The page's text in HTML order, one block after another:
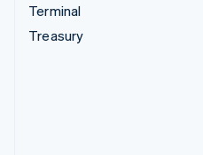
Terminal
Treasury